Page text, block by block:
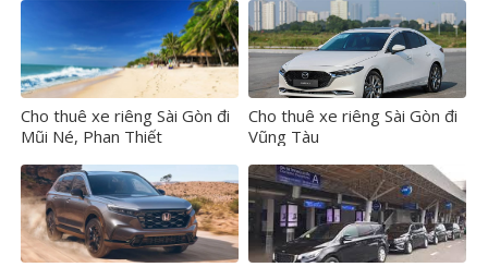
Cho thuê xe riêng Sài Gòn đi
Mũi Né, Phan Thiết
Cho thuê xe riêng Sài Gòn đi
Vũng Tàu